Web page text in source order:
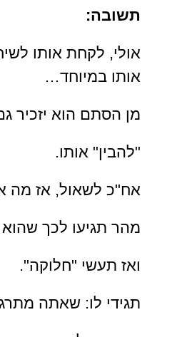
תשובה:
אולי, לקחת אותו
אותו במיוחד…
מן הסתם הוא יזכיר
"להבין" אותו.
אח"כ לשאול, אז מה
מהר תגיעו לכך
ואז תעשי "חלוקה".
תגידי לו: שאתה